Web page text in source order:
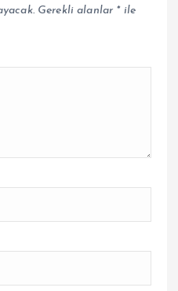
Gerekli alanlar *ile